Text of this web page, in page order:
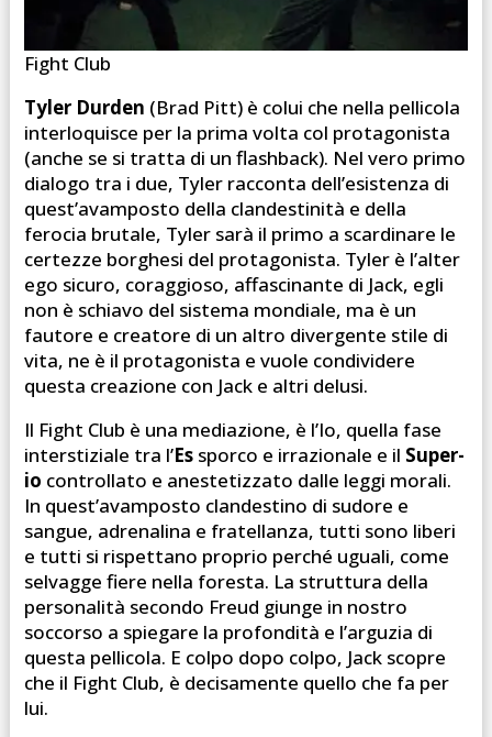
Fight Club
Tyler Durden (Brad Pitt) è colui che nella pellicola
interloquisce per la prima volta col protagonista
(anche se si tratta di un flashback). Nel vero primo
dialogo tra i due, Tyler racconta dell’esistenza di
quest’avamposto della clandestinità e della
ferocia brutale, Tyler sarà il primo a scardinare le
certezze borghesi del protagonista. Tyler è l’alter
ego sicuro, coraggioso, affascinante di Jack, egli
non è schiavo del sistema mondiale, ma è un
fautore e creatore di un altro divergente stile di
vita, ne è il protagonista e vuole condividere
questa creazione con Jack e altri delusi.
Il Fight Club è una mediazione, è l’Io, quella fase
interstiziale tra l’Essporco e irrazionale e il Super-
io controllato e anestetizzato dalle leggi morali.
In quest’avamposto clandestino di sudore e
sangue, adrenalina e fratellanza, tutti sono liberi
e tutti si rispettano proprio perché uguali, come
selvagge fiere nella foresta. La struttura della
personalità secondo Freud giunge in nostro
soccorso a spiegare la profondità e l’arguzia di
questa pellicola. E colpo dopo colpo, Jack scopre
che il Fight Club, è decisamente quello che fa per
lui.